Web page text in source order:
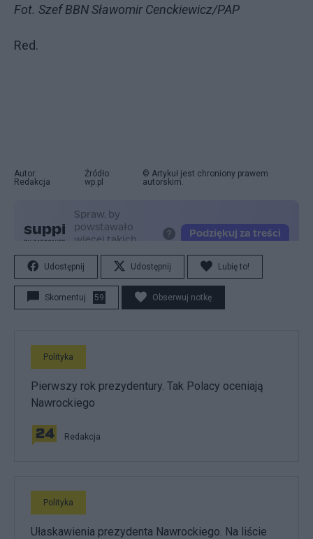
Fot. Szef BBN Sławomir Cenckiewicz/PAP
Red.
Autor:
Redakcja
Źródło:
wp.pl
© Artykuł jest chroniony prawem
autorskim.
Udostępnij Udostępnij Lubię to!
Skomentuj 59 Obserwuj notkę
Polityka
Pierwszy rok prezydentury. Tak Polacy oceniają
Nawrockiego
Redakcja
Polityka
Ułaskawienia prezydenta Nawrockiego. Na liście